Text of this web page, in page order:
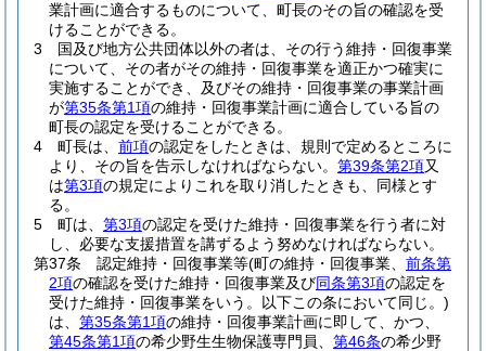
業計画に適合するものについて、町長のその旨の確認を受
けることができる。
3
国及び地方公共団体以外の者は、その行う維持・回復事業
について、その者がその維持・回復事業を適正かつ確実に
実施することができ、及びその維持・回復事業の事業計画
が第35条第1項の維持・回復事業計画に適合している旨の
町長の認定を受けることができる。
4
町長は、 前項の認定をしたときは、規則で定めるところに
より、その旨を告示しなければならない。 第39条第2項又
は第3項の規定によりこれを取り消したときも、同様とす
る。
5
町は、 第3項の認定を受けた維持・回復事業を行う者に対
し、必要な支援措置を講ずるよう努めなければならない。
第37条
認定維持・回復事業等(町の維持・回復事業、 前条第
2項の確認を受けた維持・回復事業及び同条第3項の認定を
受けた維持・回復事業をいう。以下この条において同じ。)
は、 第35条第1項の維持・回復事業計画に即して、かつ、
第45条第1項の希少野生生物保護専門員、 第46条の希少野